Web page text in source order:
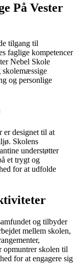
På Vester
tilgang til
faglige kompetencer
Nebel Skole
skolemæssige
og personlige
er designet til at
Skolens
understøtter
et trygt og
for at udfolde
og tilbyder
mellem skolen,
opmuntrer skolen til
for at engagere sig